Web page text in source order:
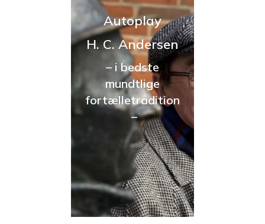
Autoplay
H. C. Andersen
– i bedste
mundtlige
fortælletradition
–